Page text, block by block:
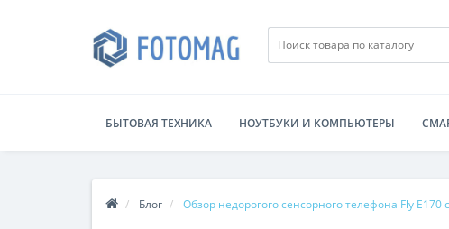
БЫТОВАЯ ТЕХНИКА НОУТБУКИ И КОМПЬЮТЕРЫ
Блог Обзор недорогого сенсорного телефона Fly